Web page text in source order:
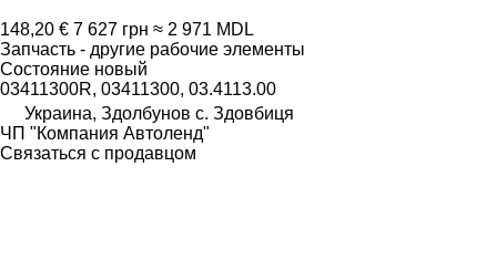
148,20 € 7 627 грн ≈ 2 971 MDL
Запчасть - другие рабочие элементы
Состояние новый
03411300R, 03411300, 03.4113.00
Украина, Здолбунов с. Здовбиця
ЧП "Компания Автоленд"
Связаться с продавцом